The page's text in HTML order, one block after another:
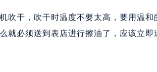
干，吹干时温度不要太高，要用温和
就必须送到表店进行擦油了，应该立